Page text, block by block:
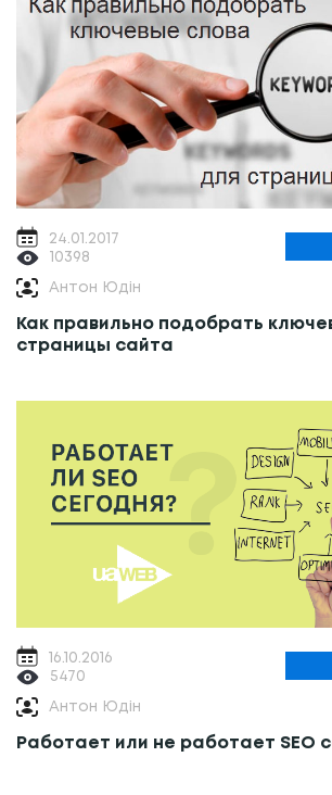
24.01.2017
10398
Антон Юдін
Как правильно подобрать
страницы сайта
16.10.2016
5470
Антон Юдін
Работает или не работает SEO